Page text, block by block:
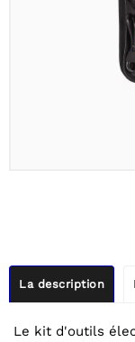
La description
Le kit d'outils